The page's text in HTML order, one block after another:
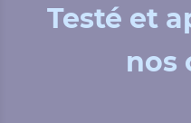
Testé et
nos